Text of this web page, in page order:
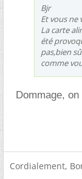
Bjr
Et vous ne
La carte
été
pas,bien
comme
Dommage,
Cordialement,